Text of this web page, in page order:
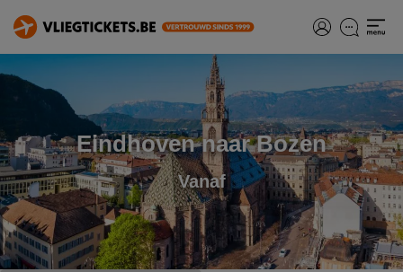
Eindhoven naar Bozen
Vanaf